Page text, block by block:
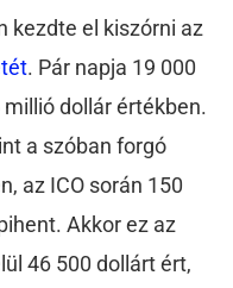
kezdte el kiszórni az
. Pár napja 19 000
dollár értékben.
a szóban forgó
az ICO során 150
Akkor ez az
46 500 dollárt ért,